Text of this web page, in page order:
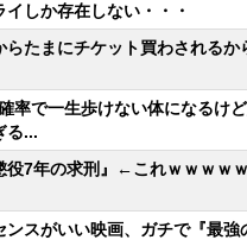
しか存在しない・・・
らたまにチケット買わされるか
率で一生歩けない体になるけ
る...
役7年の求刑』←これｗｗｗｗ
ンスがいい映画、ガチで『最強